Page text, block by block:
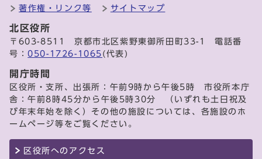
著作権・リンク等 サイトマップ
北区役所
〒603-8511 京都市北区紫野東御所田町33-1 電話番
号：050-1726-1065 (代表)
開庁時間
区役所・支所、出張所：午前9時から午後5時 市役所本庁
舎：午前8時45分から午後5時30分 （いずれも土日祝及
び年末年始を除く）その他の施設については、各施設のホ
ームページ等をご覧ください。
区役所へのアクセス